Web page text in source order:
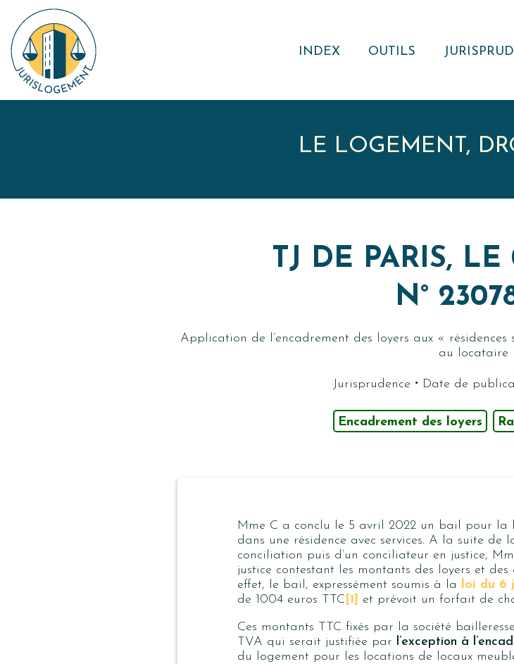
INDEX OUTILS
RECUEIL DE
RESSOURCE
EXTERNE
LE LOGEMENT,
TJ DE PARIS,
N°
Application de l’encadrement des loyers aux «
au locataire
Jurisprudence · Date de
Encadrement des loyers
Mme C a conclu le 5 avril 2022 un bail pour la
dans une résidence avec services. A la suite
conciliation puis d’un conciliateur en justice,
justice contestant les montants des loyers et
effet, le bail, expressément soumis à la loi du 6
de 1004 euros TTC [1] et prévoit un forfait de
Ces montants TTC fixés par la société
TVA qui serait justifiée par l’exception à
du logement pour les locations de locaux